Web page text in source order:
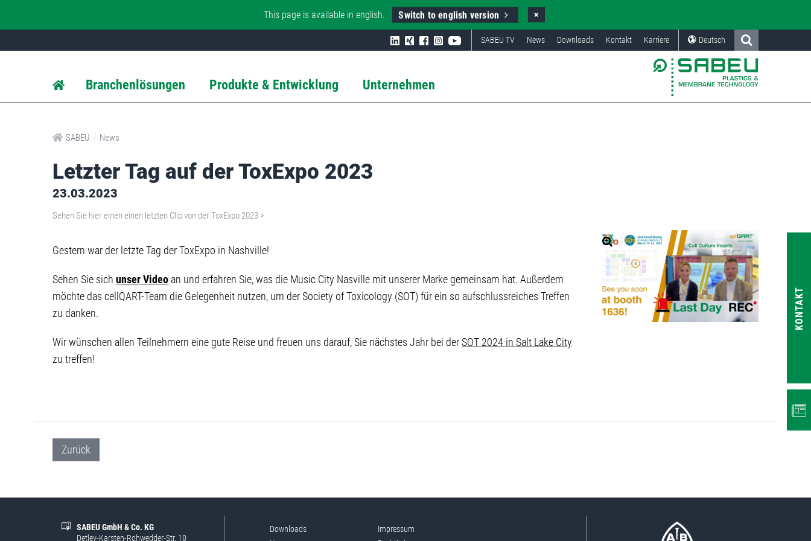
This page is available in english. Switch to english version ×
SABEU TV News Downloads Kontakt Karriere Deutsch
Branchenlösungen Produkte & Entwicklung Unternehmen
SABEU / News
Letzter Tag auf der ToxExpo 2023
23.03.2023
Sehen Sie hier einen einen letzten Clip von der ToxExpo 2023 >
Gestern war der letzte Tag der ToxExpo in Nashville!
Sehen Sie sich unser Video an und erfahren Sie, was die Music City Nasville mit unserer Marke gemeinsam hat. Außerdem
möchte das cellQART-Team die Gelegenheit nutzen, um der Society of Toxicology (SOT) für ein so aufschlussreiches Treffen
zu danken.
Wir wünschen allen Teilnehmern eine gute Reise und freuen uns darauf, Sie nächstes Jahr bei derSOT 2024 in Salt Lake City
zu treffen!
Zurück
SABEU GmbH & Co. KG
Detlev-Karsten-Rohwedder-Str. 10
Downloads
Impressum
KONTAKT